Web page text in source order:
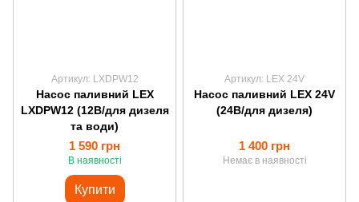
Артикул: LXDPW12
Насос паливний LEX
LXDPW12 (12В/для дизеля
та води)
1 590 грн
В наявності
Купити
Артикул: LEX 24V
Насос паливний LEX 24V
(24В/для дизеля)
1 400 грн
Немає в наявності